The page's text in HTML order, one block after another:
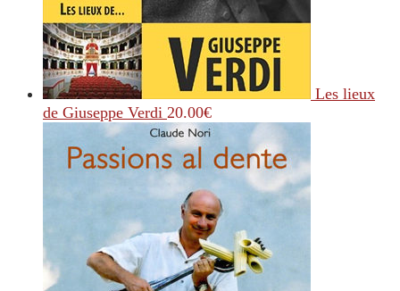
Les lieux
de Giuseppe Verdi 20.00€